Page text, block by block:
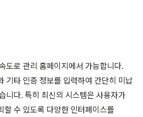
도로 관리 홈페이지에서 가능합니다.
기타 인증 정보를 입력하여 간단히 미납
니다. 특히 최신의 시스템은 사용자가
할 수 있도록 다양한 인터페이스를